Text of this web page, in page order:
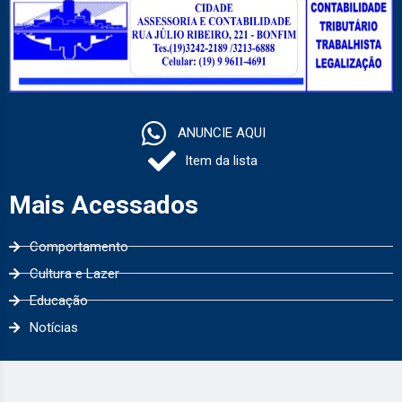
ANUNCIE AQUI
Item da lista
Mais Acessados
Comportamento
Cultura e Lazer
Educação
Notícias